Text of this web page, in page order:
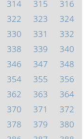
314 315
316
322 323
324
330 331
332
338 339
340
346 347
348
354 355
356
362 363
364
370 371
372
378 379
380